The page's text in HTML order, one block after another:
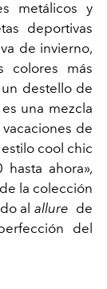
metálicos y
deportivas
de invierno,
colores más
destello de
una mezcla
de
cool chic
ahora»,
la colección
al allure de
del